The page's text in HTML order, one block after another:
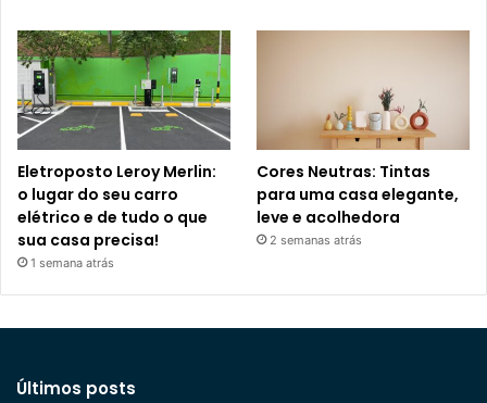
Eletroposto Leroy Merlin:
o lugar do seu carro
elétrico e de tudo o que
sua casa precisa!
1 semana atrás
Cores Neutras: Tintas
para uma casa elegante,
leve e acolhedora
2 semanas atrás
Últimos posts